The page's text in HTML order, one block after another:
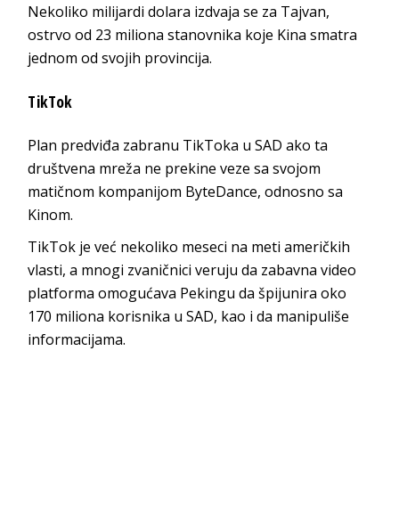
Nekoliko milijardi dolara izdvaja se za Tajvan,
ostrvo od 23 miliona stanovnika koje Kina smatra
jednom od svojih provincija.
TikTok
Plan predviđa zabranu TikToka u SAD ako ta
društvena mreža ne prekine veze sa svojom
matičnom kompanijom ByteDance, odnosno sa
Kinom.
TikTok je već nekoliko meseci na meti američkih
vlasti, a mnogi zvaničnici veruju da zabavna video
platforma omogućava Pekingu da špijunira oko
170 miliona korisnika u SAD, kao i da manipuliše
informacijama.